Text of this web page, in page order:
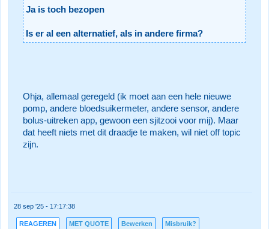
Ja is toch bezopen
Is er al een alternatief, als in andere firma?
Ohja, allemaal geregeld (ik moet aan een hele nieuwe
pomp, andere bloedsuikermeter, andere sensor, andere
bolus-uitreken app, gewoon een sjitzooi voor mij). Maar
dat heeft niets met dit draadje te maken, wil niet off topic
zijn.
28 sep '25 - 17:17:38
REAGEREN MET QUOTE Bewerken Misbruik?